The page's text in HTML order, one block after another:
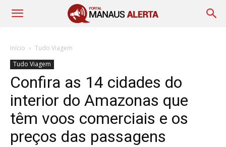
Início
Tudo Viagem
Tudo Viagem
Confira as 14 cidades do
interior do Amazonas que
têm voos comerciais e os
preços das passagens